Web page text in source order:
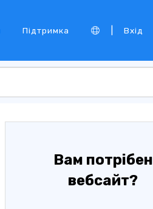
Підтримка Вхід
Вам потрібен
вебсайт?